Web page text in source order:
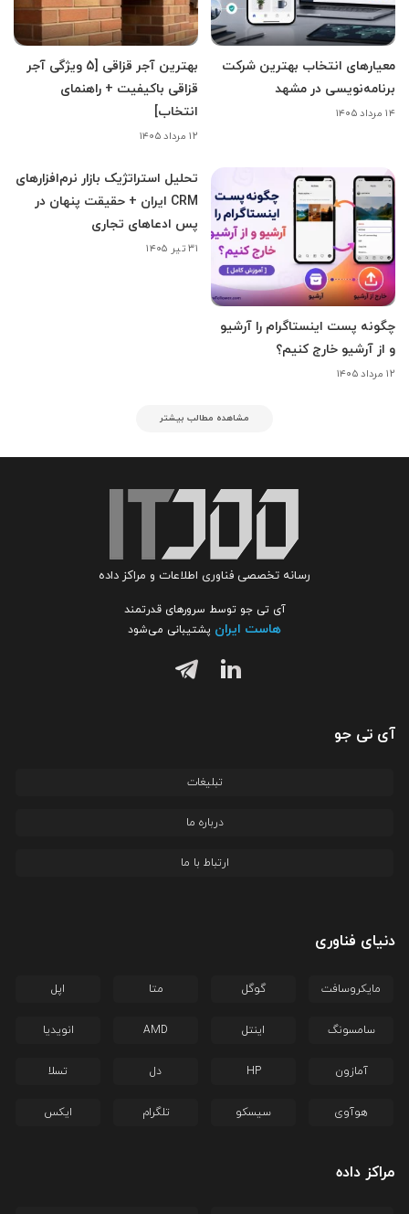
معیارهای انتخاب بهترین شرکت
برنامه‌نویسی در مشهد
۱۴ مرداد ۱۴۰۵
بهترین آجر قزاقی [5 ویژگی آجر
قزاقی باکیفیت + راهنمای
انتخاب]
۱۲ مرداد ۱۴۰۵
چگونه پست اینستاگرام را آرشیو
و از آرشیو خارج کنیم؟
۱۲ مرداد ۱۴۰۵
تحلیل استراتژیک بازار نرم‌افزارهای
CRM ایران + حقیقت پنهان در
پس ادعاهای تجاری
۳۱ تیر ۱۴۰۵
مشاهده مطالب بیشتر
رسانه تخصصی فناوری اطلاعات و مراکز داده
آی تی جو توسط سرورهای قدرتمند
هاست ایران پشتیبانی می‌شود
آی تی جو
تبلیغات
درباره ما
ارتباط با ما
دنیای فناوری
مایکروسافت گوگل متا اپل
سامسونگ اینتل AMD انویدیا
آمازون HP دل تسلا
هوآوی سیسکو تلگرام ایکس
مراکز داده